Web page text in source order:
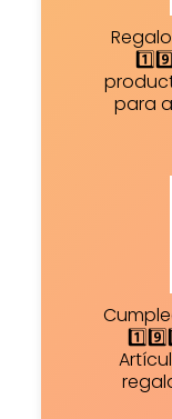
para